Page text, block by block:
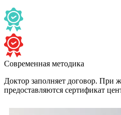
Современная методика
Доктор заполняет договор. При
предоставляются сертификат